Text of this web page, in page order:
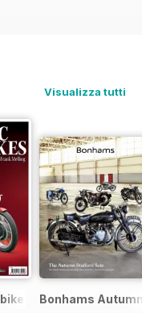
Visualizza tutti
Edition - Free
Bonhams